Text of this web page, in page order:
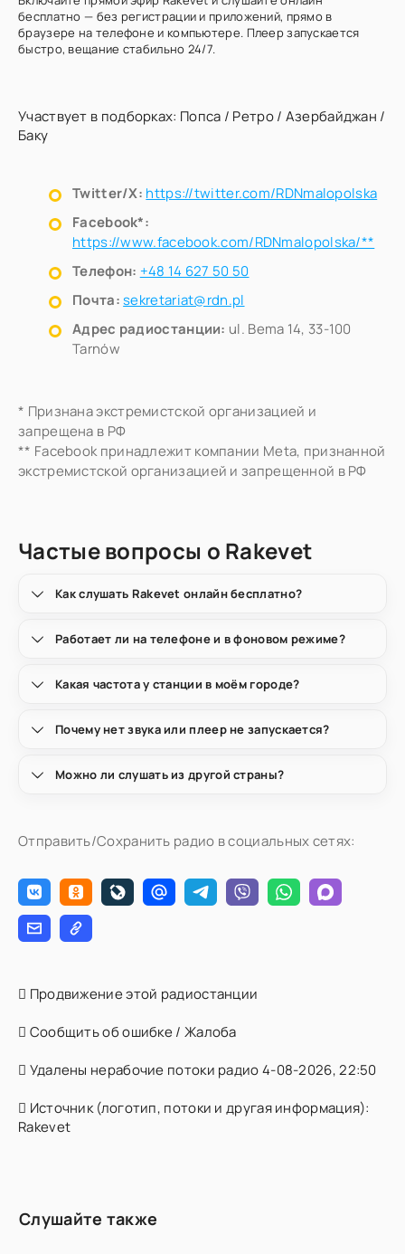
бесплатно — без регистрации и приложений, прямо в
браузере на телефоне и компьютере. Плеер запускается
быстро, вещание стабильно 24/7.
Участвует в подборках: Попса / Ретро/ Азербайджан /
Баку
Twitter/X: https://twitter.com/RDNmalopolska
Facebook*:
https://www.facebook.com/RDNmalopolska/**
Телефон: +48 14 627 50 50
Почта:sekretariat@rdn.pl
Адрес радиостанции: ul. Bema 14, 33-100
Tarnów
* Признана экстремистской организацией и
запрещена в РФ
** Facebook принадлежит компании Meta, признанной
экстремистской организацией и запрещенной в РФ
Частые вопросы о Rakevet
Как слушать Rakevet онлайн бесплатно?
Работает ли на телефоне и в фоновом режиме?
Какая частота у станции в моём городе?
Почему нет звука или плеер не запускается?
Можно ли слушать из другой страны?
Отправить/Сохранить радио в социальных сетях:
Продвижение этой радиостанции
Сообщить об ошибке / Жалоба
Удалены нерабочие потоки радио 4-08-2026, 22:50
Источник (логотип, потоки и другая информация):
Rakevet
Слушайте также